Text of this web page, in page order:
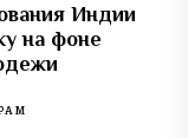
Индии
на фоне